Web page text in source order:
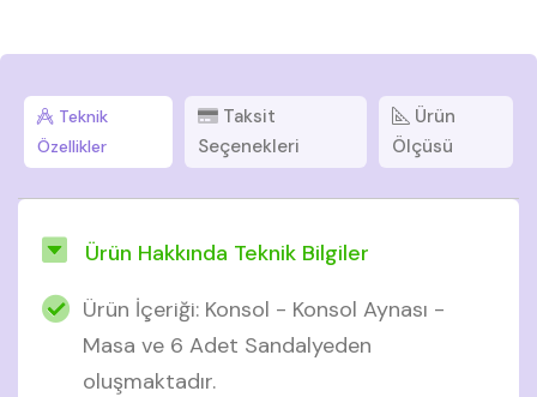
Teknik
Özellikler
Taksit
Seçenekleri
Ürün
Ölçüsü
Ürün Hakkında Teknik Bilgiler
Ürün İçeriği: Konsol - Konsol Aynası -
Masa ve 6 Adet Sandalyeden
oluşmaktadır.